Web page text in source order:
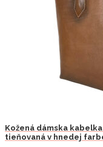
Kožená dámska
tieňovaná v hnedej